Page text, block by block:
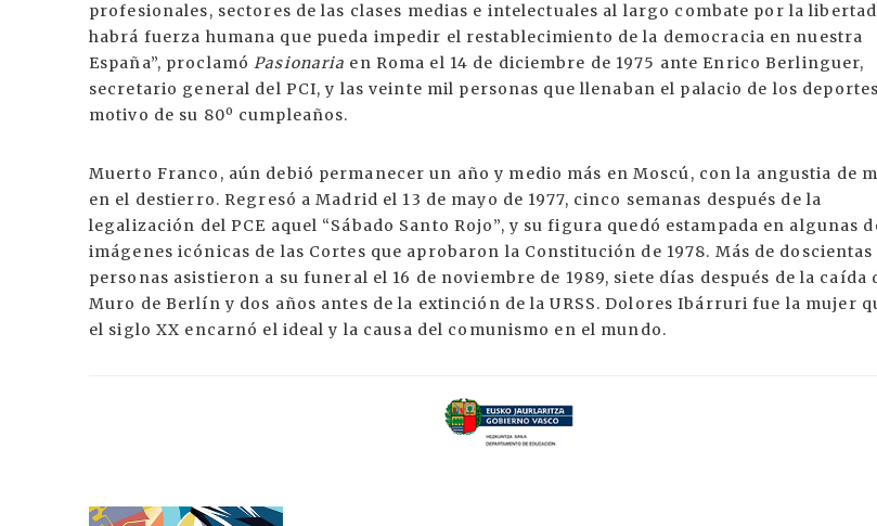
profesionales, sectores de las clases medias e intelectuales al largo combate por la
habrá fuerza humana que pueda impedir el restablecimiento de la democracia en nuestra
España”, proclamóPasionaria en Roma el 14 de diciembre de 1975 ante Enrico Berlinguer,
secretario general del PCI, y las veinte mil personas que llenaban el palacio de los
motivo de su 80º cumpleaños.
Muerto Franco, aún debió permanecer un año y medio más en Moscú, con la angustia de
en el destierro. Regresó a Madrid el 13 de mayo de 1977, cinco semanas después de la
legalización del PCE aquel “Sábado Santo Rojo”, y su figura quedó estampada en algunas
imágenes icónicas de las Cortes que aprobaron la Constitución de 1978. Más de
personas asistieron a su funeral el 16 de noviembre de 1989, siete días después de la caída
Muro de Berlín y dos años antes de la extinción de la URSS. Dolores Ibárruri fue la mujer
el siglo XX encarnó el ideal y la causa del comunismo en el mundo.